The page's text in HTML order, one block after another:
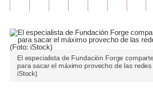
Plus G
Opinión
Editorial
Pregunta de hoy
El especialista de Fundación Forge
para sacar el máximo provecho de las
iStock)